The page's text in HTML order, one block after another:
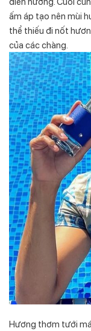
ấm áp tạo nên mùi
thể thiếu đi nốt
của các chàng.
Hương thơm tưới